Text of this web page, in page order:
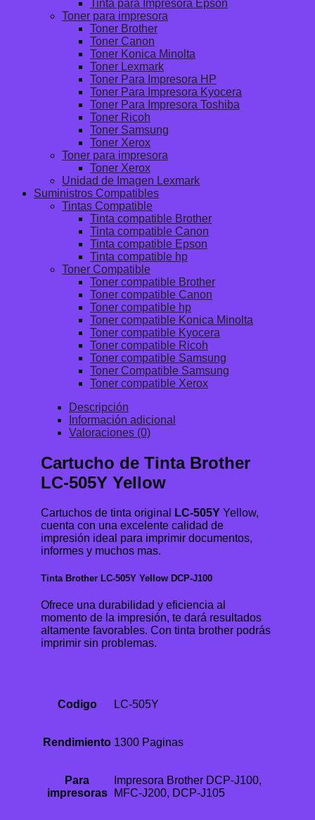
Tinta para Impresora Epson
Toner para impresora
Toner Brother
Toner Canon
Toner Konica Minolta
Toner Lexmark
Toner Para Impresora HP
Toner Para Impresora Kyocera
Toner Para Impresora Toshiba
Toner Ricoh
Toner Samsung
Toner Xerox
Toner para impresora
Toner Xerox
Unidad de Imagen Lexmark
Suministros Compatibles
Tintas Compatible
Tinta compatible Brother
Tinta compatible Canon
Tinta compatible Epson
Tinta compatible hp
Toner Compatible
Toner compatible Brother
Toner compatible Canon
Toner compatible hp
Toner compatible Konica Minolta
Toner compatible Kyocera
Toner compatible Ricoh
Toner compatible Samsung
Toner Compatible Samsung
Toner compatible Xerox
Descripción
Información adicional
Valoraciones (0)
Cartucho de Tinta Brother
LC-505Y Yellow
Cartuchos de tinta original LC-505Y Yellow,
cuenta con una excelente calidad de
impresión ideal para imprimir documentos,
informes y muchos mas.
Tinta Brother LC-505Y Yellow DCP-J100
Ofrece una durabilidad y eficiencia al
momento de la impresión, te dará resultados
altamente favorables. Con tinta brother podrás
imprimir sin problemas.
Codigo LC-505Y
Rendimiento 1300 Paginas
Para
impresoras
Impresora Brother DCP-J100,
MFC-J200, DCP-J105